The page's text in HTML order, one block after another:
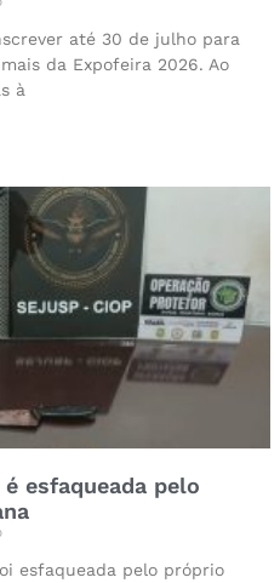
até 30 de julho para
da Expofeira 2026. Ao
à
esfaqueada pelo
esfaqueada pelo próprio